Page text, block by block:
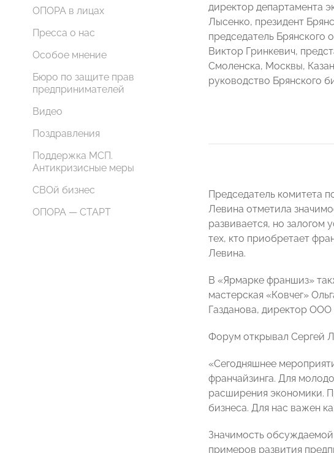
ОПОРА в лицах
Пресса о нас
Особое мнение
Бюро по защите прав
предпринимателей
Видео
Поздравления
Поддержка МСП.
Антикризисные меры
СВОй бизнес
ОПОРА — СТАРТ
директор департамента
Лысенко, президент
председатель
Виктор Гринкевич,
Смоленска, Москвы,
руководство Брянского
Председатель комитета
Левина отметила
развивается, но залогом
тех, кто приобретает
Левина.
В «Ярмарке франшиз»
мастерская «Ковчег»
Газданова, директор
Форум открывал Сергей
«Сегодняшнее
франчайзинга. Для
расширения экономики.
бизнеса. Для нас важен
Значимость
примеров развития